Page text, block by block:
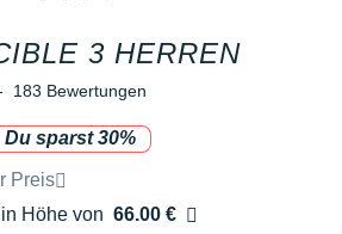
3 HERREN
183 Bewertungen
Du sparst 30%
der Marke
Preis
Höhe von 66.00 €